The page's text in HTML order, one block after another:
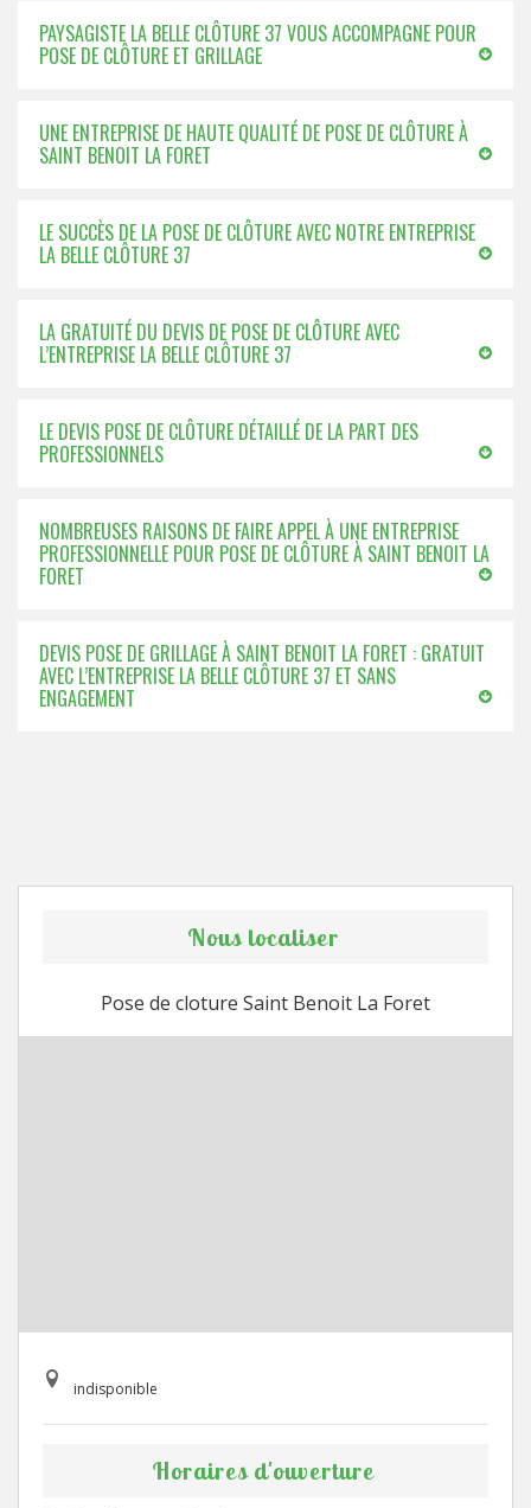
PAYSAGISTE LA BELLE CLÔTURE 37 VOUS ACCOMPAGNE POUR
POSE DE CLÔTURE ET GRILLAGE
UNE ENTREPRISE DE HAUTE QUALITÉ DE POSE DE CLÔTURE À
SAINT BENOIT LA FORET
LE SUCCÈS DE LA POSE DE CLÔTURE AVEC NOTRE ENTREPRISE
LA BELLE CLÔTURE 37
LA GRATUITÉ DU DEVIS DE POSE DE CLÔTURE AVEC
L’ENTREPRISE LA BELLE CLÔTURE 37
LE DEVIS POSE DE CLÔTURE DÉTAILLÉ DE LA PART DES
PROFESSIONNELS
NOMBREUSES RAISONS DE FAIRE APPEL À UNE ENTREPRISE
PROFESSIONNELLE POUR POSE DE CLÔTURE À SAINT BENOIT LA
FORET
DEVIS POSE DE GRILLAGE À SAINT BENOIT LA FORET : GRATUIT
AVEC L’ENTREPRISE LA BELLE CLÔTURE 37 ET SANS
ENGAGEMENT
Nous localiser
Pose de cloture Saint Benoit La Foret
indisponible
Horaires d'ouverture